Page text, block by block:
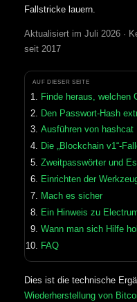
Fallstricke lauern.
Aktualisiert im Juli 2026 ·
seit 2017
AUF DIESER SEITE
Finde heraus, welchen
Den Passwort-Hash
Ausführen von hashcat
Die „Blockchain v1“-
Zweitpasswörter und
Einrichten der
Mach es sicher
Ein Hinweis zu
Wann man sich Hilfe
FAQ
Dies ist die technische
Wiederherstellung von